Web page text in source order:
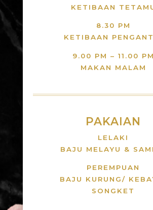
KETIBAAN
8.30 PM
KETIBAAN
9.00 PM – 11.00 PM
MAKAN MALAM
PAKAIAN
LELAKI
BAJU MELAYU &
PEREMPUAN
BAJU KURUNG/
SONGKET